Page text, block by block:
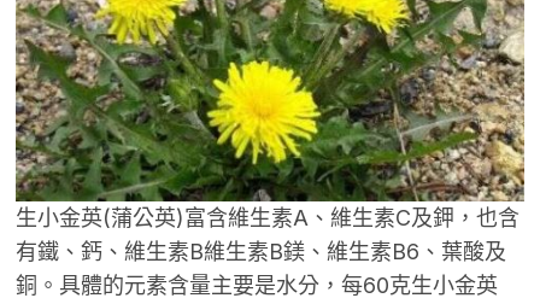
生小金英(蒲公英)富含維生素A、維生素C及鉀，也含
有鐵、鈣、維生素B維生素B鎂、維生素B6、葉酸及
銅。具體的元素含量主要是水分，每60克生小金英